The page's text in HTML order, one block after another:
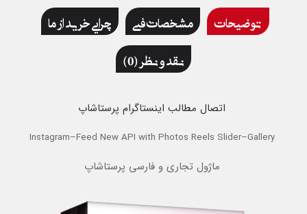
توضیحات مشخصات فنی
چرایی خرید از ما
نقد و نظر (0)
اتصال مطالب اینستاگرام پرستاشاپ
Instagram–Feed New API with Photos Reels Slider–Gallery
ماژول تجاری و فارسی پرستاشاپ